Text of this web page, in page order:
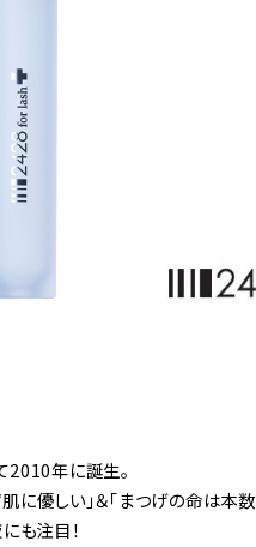
2010年に誕生。
しい」＆「まつげの命は本
も注目！